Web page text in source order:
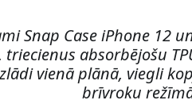
Snap Case iPhone 12
triecienus absorbējošu
vienā plānā, viegli
brīvroku